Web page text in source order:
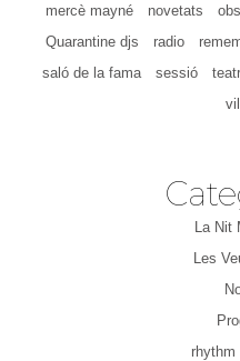
mercè mayné
novetats
Quarantine djs
radio
saló de la fama
sessió
La
Les
rhythm